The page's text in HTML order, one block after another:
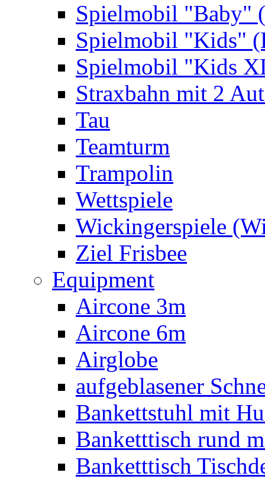
Spielmobil "Baby"
Spielmobil "Kids"
Spielmobil "Kids
Straxbahn mit 2
Tau
Teamturm
Trampolin
Wettspiele
Wickingerspiele
Ziel Frisbee
Equipment
Aircone 3m
Aircone 6m
Airglobe
aufgeblasener
Bankettstuhl mit
Banketttisch rund
Banketttisch